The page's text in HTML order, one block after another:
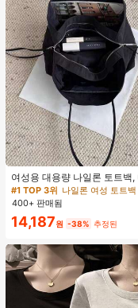
여성용 대용량 나일론 토트백,
퍼 포켓, 방수 숄더 핸드백, 사
트북, 일상 출퇴근, 쇼핑에 적합
#1 TOP 3위 나일론 여성 토트백
400+ 판매됨
14,187원 -38% 추정된